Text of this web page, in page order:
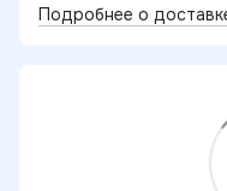
Подробнее о